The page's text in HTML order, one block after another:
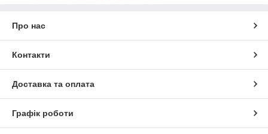
Про нас
Контакти
Доставка та оплата
Графік роботи